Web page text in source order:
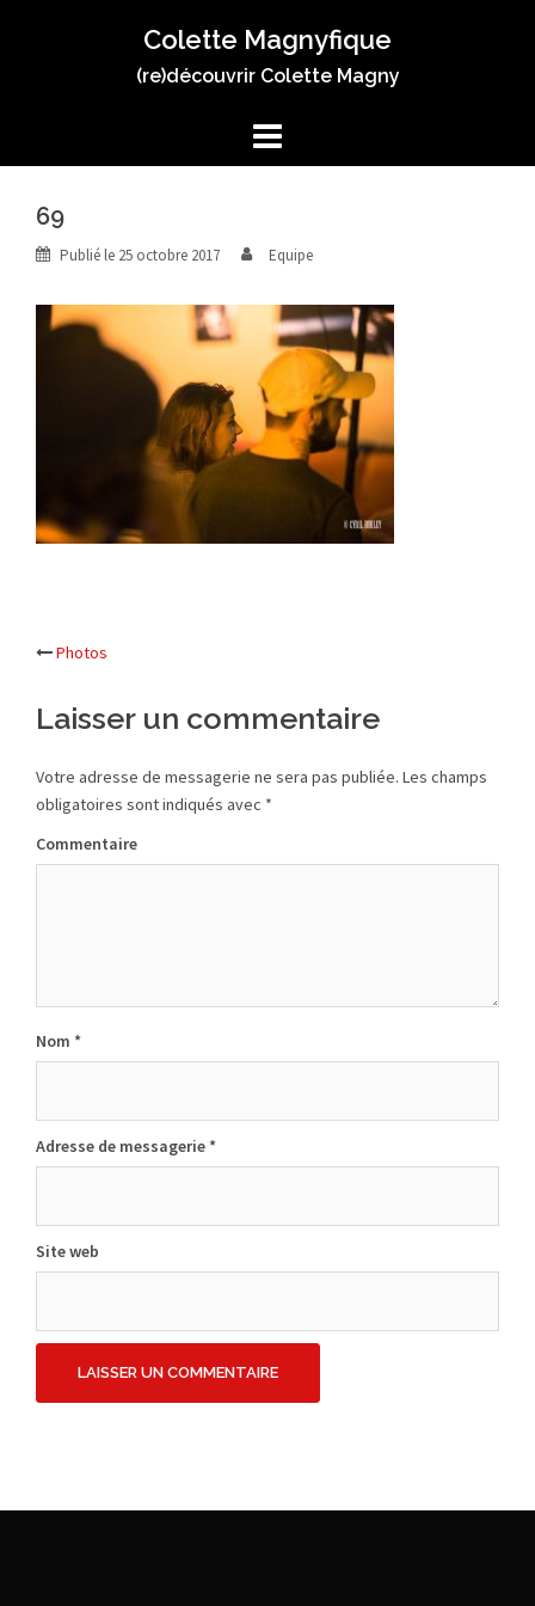
Colette Magnyfique
(re)découvrir Colette Magny
69
Publié le 25 octobre 2017 Equipe
Navigation
d’article
Photos
Laisser un commentaire
Votre adresse de messagerie ne sera pas publiée. Les champs
obligatoires sont indiqués avec *
Commentaire
Nom *
Adresse de messagerie*
Site web